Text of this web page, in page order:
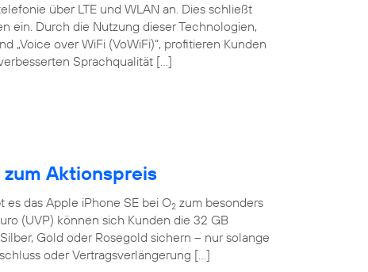
über LTE und WLAN an. Dies schließt
ein. Durch die Nutzung dieser Technologien,
„Voice over WiFi (VoWiFi)“, profitieren Kunden
Sprachqualität […]
zum Aktionspreis
es das Apple iPhone SE bei O2 zum besonders
(UVP) können sich Kunden die 32 GB
Gold oder Rosegold sichern – nur solange
oder Vertragsverlängerung […]